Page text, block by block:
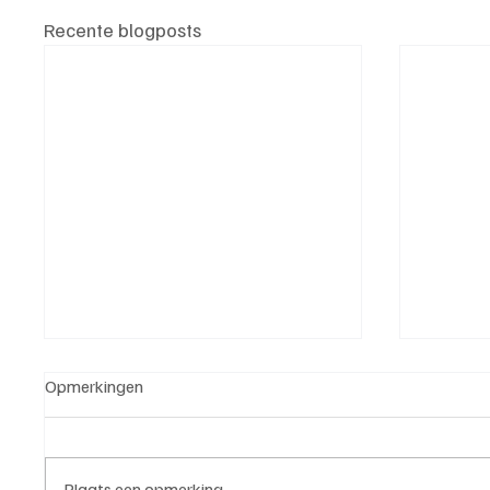
Recente blogposts
Opmerkingen